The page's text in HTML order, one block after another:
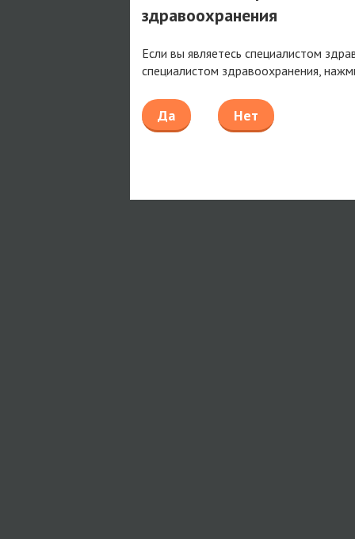
здравоохранения
Если вы являетесь специалистом
специалистом здравоохранения,
Да Нет